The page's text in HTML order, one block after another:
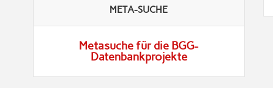
META-SUCHE
Metasuche für die BGG-
Datenbankprojekte